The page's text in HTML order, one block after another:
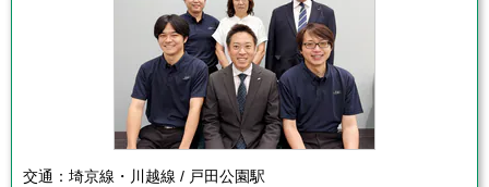
交通： 埼京線・川越線 / 戸田公園駅